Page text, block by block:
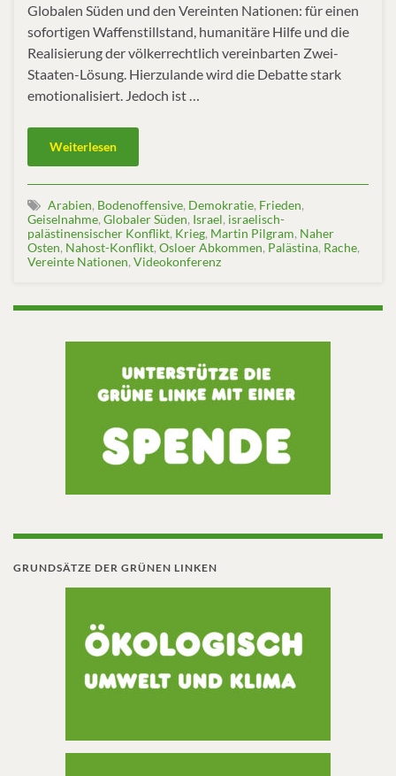
Globalen Süden und den Vereinten Nationen: für einen
sofortigen Waffenstillstand, humanitäre Hilfe und die
Realisierung der völkerrechtlich vereinbarten Zwei-
Staaten-Lösung. Hierzulande wird die Debatte stark
emotionalisiert. Jedoch ist …
Weiterlesen
Arabien, Bodenoffensive, Demokratie, Frieden,
Geiselnahme, Globaler Süden, Israel, israelisch-
palästinensischer Konflikt, Krieg, Martin Pilgram, Naher
Osten, Nahost-Konflikt, Osloer Abkommen, Palästina, Rache,
Vereinte Nationen, Videokonferenz
GRUNDSÄTZE DER GRÜNEN LINKEN